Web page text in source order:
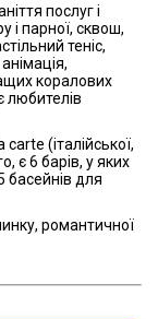
послуг і
і парної, сквош,
теніс,
коралових
любителів
(італійської,
є 6 барів, у яких
басейнів для
романтичної